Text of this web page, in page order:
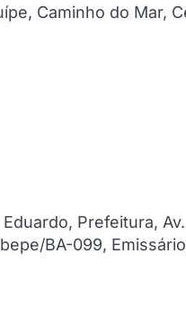
Caminho do Mar,
Prefeitura,
BA-099,